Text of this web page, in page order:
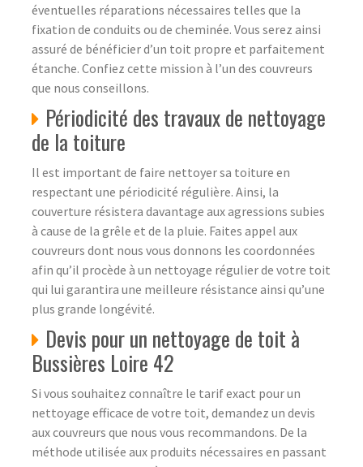
éventuelles réparations nécessaires telles que la
fixation de conduits ou de cheminée. Vous serez ainsi
assuré de bénéficier d’un toit propre et parfaitement
étanche. Confiez cette mission à l’un des couvreurs
que nous conseillons.
Périodicité des travaux de nettoyage
de la toiture
Il est important de faire nettoyer sa toiture en
respectant une périodicité régulière. Ainsi, la
couverture résistera davantage aux agressions subies
à cause de la grêle et de la pluie. Faites appel aux
couvreurs dont nous vous donnons les coordonnées
afin qu’il procède à un nettoyage régulier de votre toit
qui lui garantira une meilleure résistance ainsi qu’une
plus grande longévité.
Devis pour un nettoyage de toit à
Bussières Loire 42
Si vous souhaitez connaître le tarif exact pour un
nettoyage efficace de votre toit, demandez un devis
aux couvreurs que nous vous recommandons. De la
méthode utilisée aux produits nécessaires en passant